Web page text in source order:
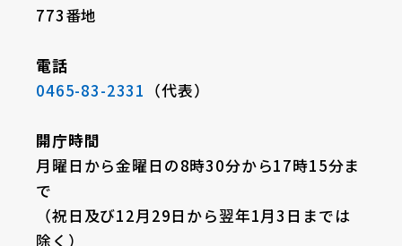
773番地
電話
0465-83-2331 （代表）
開庁時間
月曜日から金曜日の8時30分から17時15分ま
で
（祝日及び12月29日から翌年1月3日までは
除く）